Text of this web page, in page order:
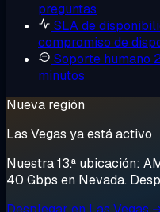
preguntas
SLA de
compromiso de
Soporte humano
minutos
Nueva región
Las Vegas ya está activo
Nuestra 13.ª ubicación:
40 Gbps en Nevada.